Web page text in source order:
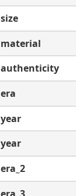
size
material
authenticity
era
year
year
era_2